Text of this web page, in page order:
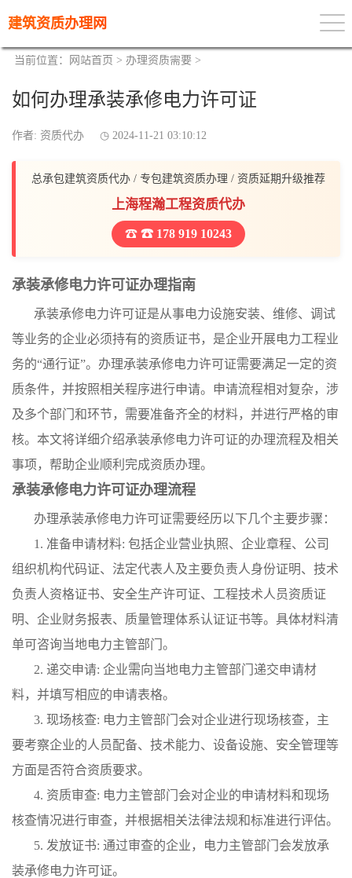
建筑资质办理网
当前位置： 网站首页 > 办理资质需要 >
如何办理承装承修电力许可证
作者: 资质代办 2024-11-21 03:10:12
总承包建筑资质代办 / 专包建筑资质办理 / 资质延期升级推荐
上海程瀚工程资质代办
☎ 178 919 10243
承装承修电力许可证办理指南
承装承修电力许可证是从事电力设施安装、维修、调试
等业务的企业必须持有的资质证书，是企业开展电力工程业
务的“通行证”。办理承装承修电力许可证需要满足一定的资
质条件，并按照相关程序进行申请。申请流程相对复杂，涉
及多个部门和环节，需要准备齐全的材料，并进行严格的审
核。本文将详细介绍承装承修电力许可证的办理流程及相关
事项，帮助企业顺利完成资质办理。
承装承修电力许可证办理流程
办理承装承修电力许可证需要经历以下几个主要步骤：
1. 准备申请材料: 包括企业营业执照、企业章程、公司
组织机构代码证、法定代表人及主要负责人身份证明、技术
负责人资格证书、安全生产许可证、工程技术人员资质证
明、企业财务报表、质量管理体系认证证书等。具体材料清
单可咨询当地电力主管部门。
2. 递交申请: 企业需向当地电力主管部门递交申请材
料，并填写相应的申请表格。
3. 现场核查: 电力主管部门会对企业进行现场核查，主
要考察企业的人员配备、技术能力、设备设施、安全管理等
方面是否符合资质要求。
4. 资质审查: 电力主管部门会对企业的申请材料和现场
核查情况进行审查，并根据相关法律法规和标准进行评估。
5. 发放证书: 通过审查的企业，电力主管部门会发放承
装承修电力许可证。